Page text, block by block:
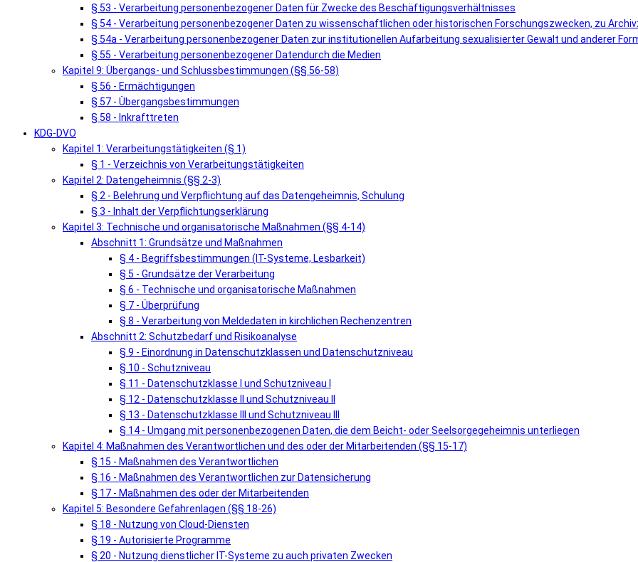
§ 53 - Verarbeitung personenbezogener Daten für Zwecke des Beschäftigungsverhältnisses
§ 54 - Verarbeitung personenbezogener Daten zu wissenschaftlichen oder historischen Forschungszwecken, zu
§ 54a - Verarbeitung personenbezogener Daten zur institutionellen Aufarbeitung sexualisierter Gewalt und anderer
§ 55 - Verarbeitung personenbezogener Datendurch die Medien
Kapitel 9: Übergangs- und Schlussbestimmungen (§§ 56-58)
§ 56 - Ermächtigungen
§ 57 - Übergangsbestimmungen
§ 58 - Inkrafttreten
KDG-DVO
Kapitel 1: Verarbeitungstätigkeiten (§ 1)
§ 1 - Verzeichnis von Verarbeitungstätigkeiten
Kapitel 2: Datengeheimnis (§§ 2-3)
§ 2 - Belehrung und Verpflichtung auf das Datengeheimnis, Schulung
§ 3 - Inhalt der Verpflichtungserklärung
Kapitel 3: Technische und organisatorische Maßnahmen (§§ 4-14)
Abschnitt 1: Grundsätze und Maßnahmen
§ 4 - Begriffsbestimmungen (IT-Systeme, Lesbarkeit)
§ 5 - Grundsätze der Verarbeitung
§ 6 - Technische und organisatorische Maßnahmen
§ 7 - Überprüfung
§ 8 - Verarbeitung von Meldedaten in kirchlichen Rechenzentren
Abschnitt 2: Schutzbedarf und Risikoanalyse
§ 9 - Einordnung in Datenschutzklassen und Datenschutzniveau
§ 10 - Schutzniveau
§ 11 - Datenschutzklasse I und Schutzniveau I
§ 12 - Datenschutzklasse II und Schutzniveau II
§ 13 - Datenschutzklasse III und Schutzniveau III
§ 14 - Umgang mit personenbezogenen Daten, die dem Beicht- oder Seelsorgegeheimnis unterliegen
Kapitel 4: Maßnahmen des Verantwortlichen und des oder der Mitarbeitenden (§§ 15-17)
§ 15 - Maßnahmen des Verantwortlichen
§ 16 - Maßnahmen des Verantwortlichen zur Datensicherung
§ 17 - Maßnahmen des oder der Mitarbeitenden
Kapitel 5: Besondere Gefahrenlagen (§§ 18-26)
§ 18 - Nutzung von Cloud-Diensten
§ 19 - Autorisierte Programme
§ 20 - Nutzung dienstlicher IT-Systeme zu auch privaten Zwecken